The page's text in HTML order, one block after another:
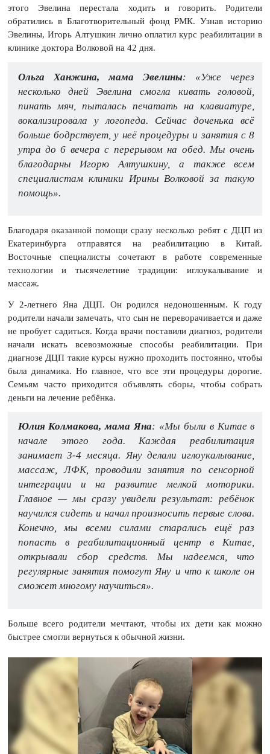
этого Эвелина перестала ходить и говорить. Родители
обратились в Благотворительный фонд РМК. Узнав историю
Эвелины, Игорь Алтушкин лично оплатил курс реабилитации в
клинике доктора Волковой на 42 дня.
Ольга Ханжина, мама Эвелины: «Уже через
несколько дней Эвелина смогла кивать головой,
пинать мяч, пыталась печатать на клавиатуре,
вокализировала у логопеда. Сейчас доченька всё
больше бодрствует, у неё процедуры и занятия с 8
утра до 6 вечера с перерывом на обед. Мы очень
благодарны Игорю Алтушкину, а также всем
специалистам клиники Ирины Волковой за такую
помощь».
Благодаря оказанной помощи сразу несколько ребят с ДЦП из
Екатеринбурга отправятся на реабилитацию в Китай.
Восточные специалисты сочетают в работе современные
технологии и тысячелетние традиции: иглоукалывание и
массаж.
У 2-летнего Яна ДЦП. Он родился недоношенным. К году
родители начали замечать, что сын не переворачивается и даже
не пробует садиться. Когда врачи поставили диагноз, родители
начали искать всевозможные способы реабилитации. При
диагнозе ДЦП такие курсы нужно проходить постоянно, чтобы
была динамика. Но главное, что все эти процедуры дорогие.
Семьям часто приходится объявлять сборы, чтобы собрать
деньги на лечение ребёнка.
Юлия Колмакова, мама Яна: «Мы были в Китае в
начале этого года. Каждая реабилитация
занимает 3-4 месяца. Яну делали иглоукалывание,
массаж, ЛФК, проводили занятия по сенсорной
интеграции и на развитие мелкой моторики.
Главное — мы сразу увидели результат: ребёнок
научился сидеть и начал произносить первые слова.
Конечно, мы всеми силами старались ещё раз
попасть в реабилитационный центр в Китае,
открывали сбор средств. Мы надеемся, что
регулярные занятия помогут Яну и что к школе он
сможет многому научиться».
Больше всего родители мечтают, чтобы их дети как можно
быстрее смогли вернуться к обычной жизни.